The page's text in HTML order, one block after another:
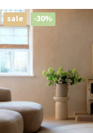
sale -30%